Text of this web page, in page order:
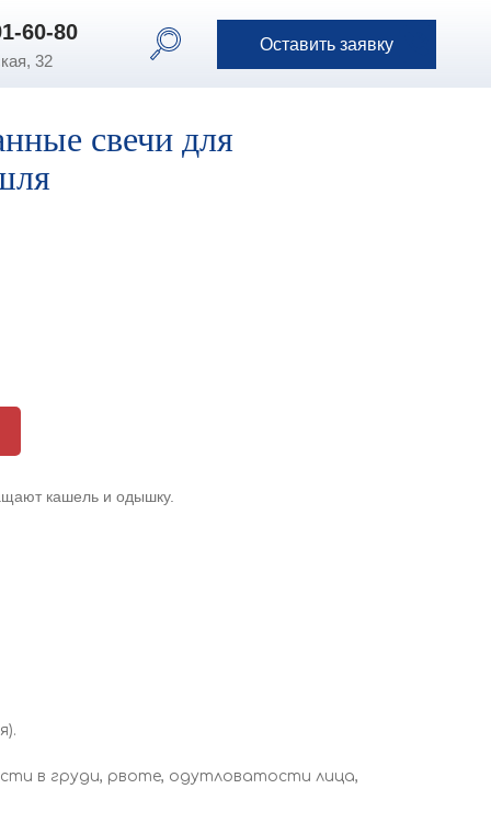
Оставить заявку
32
60-80 Оставить заявку
60-80
свечи для
кашель и одышку.
в груди, рвоте, одутловатости лица,